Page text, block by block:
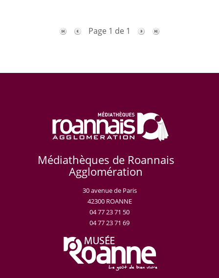
Page 1 de 1
Médiathèques de Roannais
Agglomération
30 avenue de Paris
42300 ROANNE
04 77 23 71 50
04 77 23 71 69